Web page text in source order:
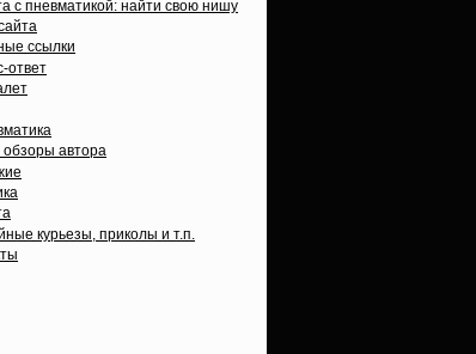
с пневматикой: найти свою нишу
ссылки
ответ
обзоры автора
курьезы, приколы и т.п.